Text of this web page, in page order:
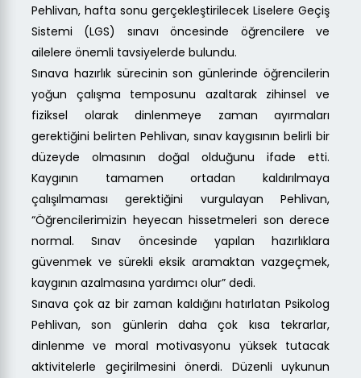
Pehlivan, hafta sonu gerçekleştirilecek Liselere Geçiş
Sistemi (LGS) sınavı öncesinde öğrencilere ve
ailelere önemli tavsiyelerde bulundu.
Sınava hazırlık sürecinin son günlerinde öğrencilerin
yoğun çalışma temposunu azaltarak zihinsel ve
fiziksel olarak dinlenmeye zaman ayırmaları
gerektiğini belirten Pehlivan, sınav kaygısının belirli bir
düzeyde olmasının doğal olduğunu ifade etti.
Kaygının tamamen ortadan kaldırılmaya
çalışılmaması gerektiğini vurgulayan Pehlivan,
“Öğrencilerimizin heyecan hissetmeleri son derece
normal. Sınav öncesinde yapılan hazırlıklara
güvenmek ve sürekli eksik aramaktan vazgeçmek,
kaygının azalmasına yardımcı olur” dedi.
Sınava çok az bir zaman kaldığını hatırlatan Psikolog
Pehlivan, son günlerin daha çok kısa tekrarlar,
dinlenme ve moral motivasyonu yüksek tutacak
aktivitelerle geçirilmesini önerdi. Düzenli uykunun